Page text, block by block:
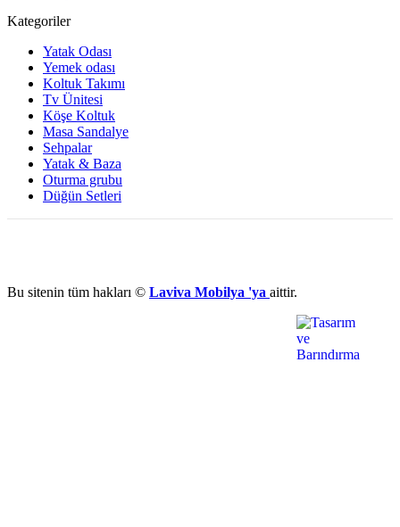
Kategoriler
Yatak Odası
Yemek odası
Koltuk Takımı
Tv Ünitesi
Köşe Koltuk
Masa Sandalye
Sehpalar
Yatak & Baza
Oturma grubu
Düğün Setleri
Bu sitenin tüm hakları © Laviva Mobilya 'ya aittir.